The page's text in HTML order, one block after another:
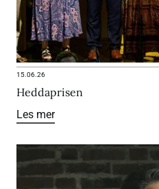
15.06.26
Heddaprisen
Les mer